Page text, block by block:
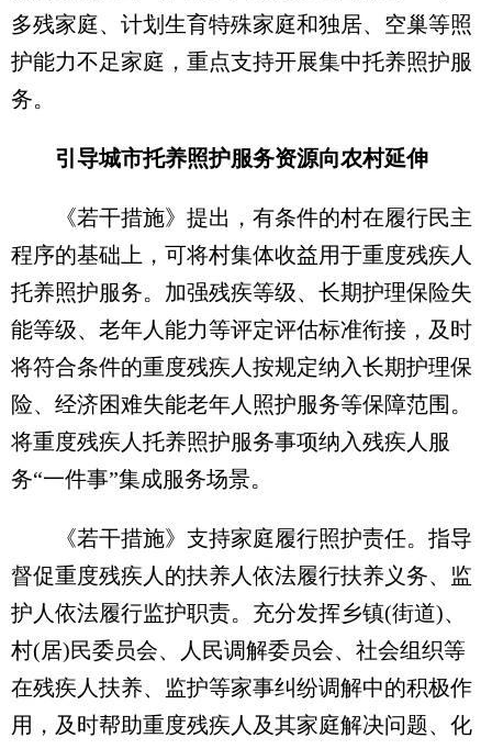
多残家庭、计划生育特殊家庭和独居、空巢等照
护能力不足家庭，重点支持开展集中托养照护服
务。
引导城市托养照护服务资源向农村延伸
《若干措施》提出，有条件的村在履行民主
程序的基础上，可将村集体收益用于重度残疾人
托养照护服务。加强残疾等级、长期护理保险失
能等级、老年人能力等评定评估标准衔接，及时
将符合条件的重度残疾人按规定纳入长期护理保
险、经济困难失能老年人照护服务等保障范围。
将重度残疾人托养照护服务事项纳入残疾人服
务“一件事”集成服务场景。
《若干措施》支持家庭履行照护责任。指导
督促重度残疾人的扶养人依法履行扶养义务、监
护人依法履行监护职责。充分发挥乡镇(街道)、
村(居)民委员会、人民调解委员会、社会组织等
在残疾人扶养、监护等家事纠纷调解中的积极作
用，及时帮助重度残疾人及其家庭解决问题、化